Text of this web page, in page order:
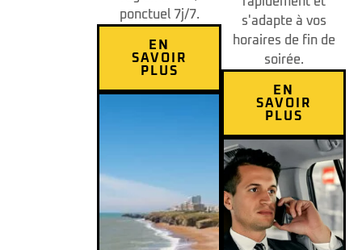
ponctuel 7j/7.
EN
SAVOIR
PLUS
s'adapte à vos
horaires de fin de
soirée.
EN
SAVOIR
PLUS